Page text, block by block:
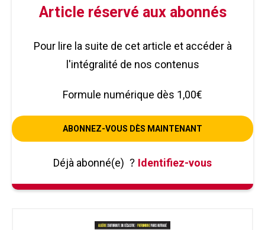
Article réservé aux abonnés
Pour lire la suite de cet article et accéder à
l'intégralité de nos contenus
Formule numérique dès 1,00€
ABONNEZ-VOUS DÈS MAINTENANT
Déjà abonné(e) ? Identifiez-vous